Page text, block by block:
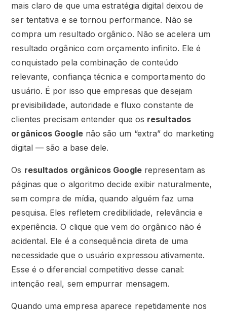
mais claro de que uma estratégia digital deixou de
ser tentativa e se tornou performance. Não se
compra um resultado orgânico. Não se acelera um
resultado orgânico com orçamento infinito. Ele é
conquistado pela combinação de conteúdo
relevante, confiança técnica e comportamento do
usuário. É por isso que empresas que desejam
previsibilidade, autoridade e fluxo constante de
clientes precisam entender que os resultados
orgânicos Googlenão são um “extra” do marketing
digital — são a base dele.
Os resultados orgânicos Googlerepresentam as
páginas que o algoritmo decide exibir naturalmente,
sem compra de mídia, quando alguém faz uma
pesquisa. Eles refletem credibilidade, relevância e
experiência. O clique que vem do orgânico não é
acidental. Ele é a consequência direta de uma
necessidade que o usuário expressou ativamente.
Esse é o diferencial competitivo desse canal:
intenção real, sem empurrar mensagem.
Quando uma empresa aparece repetidamente nos